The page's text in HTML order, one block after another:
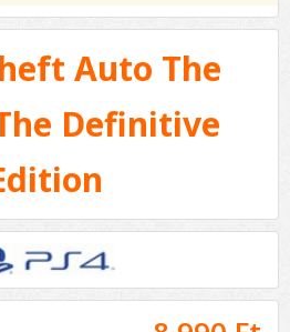
Auto The
Definitive